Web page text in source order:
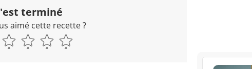
terminé
aimé cette recette ?